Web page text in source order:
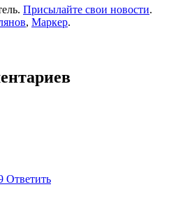
Присылайте свои новости.
, Маркер.
Ответить